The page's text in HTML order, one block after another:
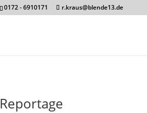
0172 - 6910171 r.kraus@blende13.de
Reportage